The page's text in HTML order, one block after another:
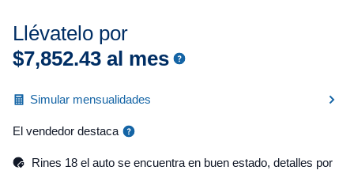
Llévatelo por
$7,852.43 al mes
Simular mensualidades
El vendedor destaca
Rines 18 el auto se encuentra en buen estado, detalles por